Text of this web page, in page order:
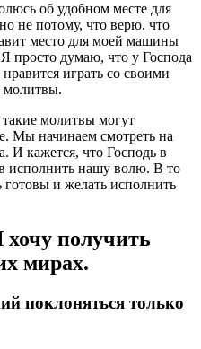
об удобном месте для
не потому, что верю, что
место для моей машины
просто думаю, что у Господа
играть со своими
молитвы.
молитвы могут
Мы начинаем смотреть на
И кажется, что Господь в
исполнить нашу волю. В то
и желать исполнить
получить
мирах.
поклоняться только